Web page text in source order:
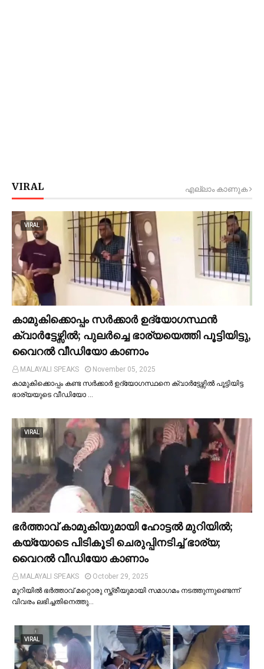
VIRAL എല്ലാം കാണുക
VIRAL
കാമുകിക്കൊപ്പം സര്‍ക്കാര്‍ ഉദ്യോഗസ്ഥൻ
ക്വാര്‍ട്ടേഴ്സില്‍; പുലര്‍ച്ചെ ഭാര്യയെത്തി പൂട്ടിയിട്ടു,
വൈറല്‍ വീഡിയോ കാണാം
MALAYALI SPEAKS
November 05, 2025
കാമുകിക്കൊപ്പം കണ്ട സർക്കാർ ഉദ്യോഗസ്ഥനെ ക്വാർട്ടേഴ്സില്‍ പൂട്ടിയിട്ട
ഭാര്യയുടെ വീഡിയോ …
VIRAL
ഭര്‍ത്താവ് കാമുകിയുമായി ഹോട്ടല്‍ മുറിയില്‍;
കയ്യോടെ പിടികൂടി ചെരുപ്പിനടിച്ച്‌ ഭാര്യ;
വൈറൽ വീഡിയോ കാണാം
MALAYALI SPEAKS
October 29, 2025
മുറിയില്‍ ഭർത്താവ് മറ്റൊരു സ്ത്രീയുമായി സമാഗമം നടത്തുന്നുണ്ടെന്ന്
വിവരം ലഭിച്ചതിനെത്തു…
VIRAL